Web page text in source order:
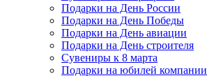
Подарки на День России
Подарки на День Победы
Подарки на День авиации
Подарки на День строителя
Сувениры к 8 марта
Подарки на юбилей компании